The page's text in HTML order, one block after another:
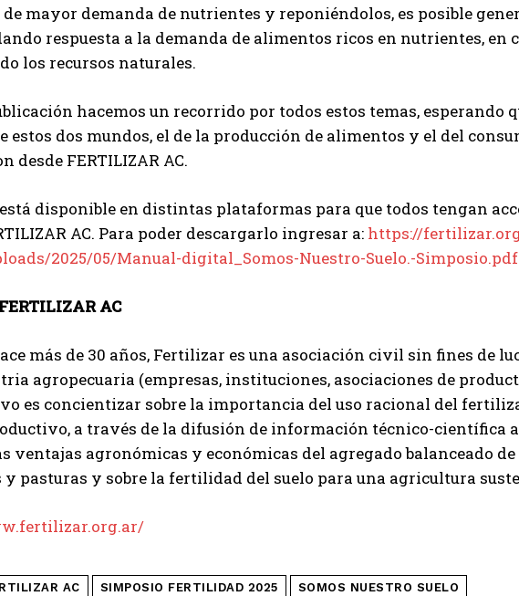
mayor demanda de nutrientes y reponiéndolos, es posible
respuesta a la demanda de alimentos ricos en nutrientes, en
los recursos naturales.
hacemos un recorrido por todos estos temas, esperando
estos dos mundos, el de la producción de alimentos y el del
desde FERTILIZAR AC.
disponible en distintas plataformas para que todos tengan
AC. Para poder descargarlo ingresar a: https://
2025/05/Manual-digital_Somos-Nuestro-Suelo.-Simposio.pdf
AC
más de 30 años, Fertilizar es una asociación civil sin fines de
agropecuaria (empresas, instituciones, asociaciones de
es concientizar sobre la importancia del uso racional del
a través de la difusión de información técnico-científica
ventajas agronómicas y económicas del agregado balanceado
pasturas y sobre la fertilidad del suelo para una agricultura
AC SIMPOSIO FERTILIDAD 2025 SOMOS NUESTRO SUELO